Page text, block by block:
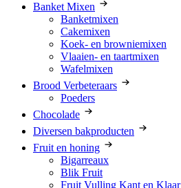
Banket Mixen
Banketmixen
Cakemixen
Koek- en browniemixen
Vlaaien- en taartmixen
Wafelmixen
Brood Verbeteraars
Poeders
Chocolade
Diversen bakproducten
Fruit en honing
Bigarreaux
Blik Fruit
Fruit Vulling Kant en Klaar